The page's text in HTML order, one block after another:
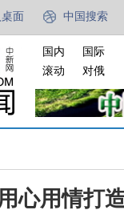
面 中国搜索
国内
国际
滚动
对俄
心用情打